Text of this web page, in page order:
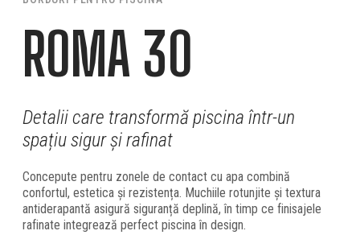
ROMA 30
Detalii care transformă piscina într-un
spațiu sigur și rafinat
Concepute pentru zonele de contact cu apa combină
confortul, estetica și rezistența. Muchiile rotunjite și textura
antiderapantă asigură siguranță deplină, în timp ce finisajele
rafinate integrează perfect piscina în design.